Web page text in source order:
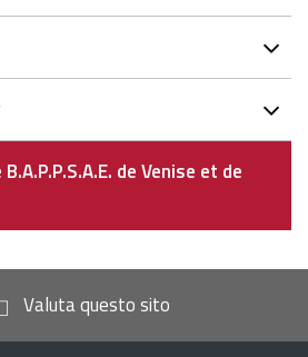
de Venise et de
Valuta questo sito